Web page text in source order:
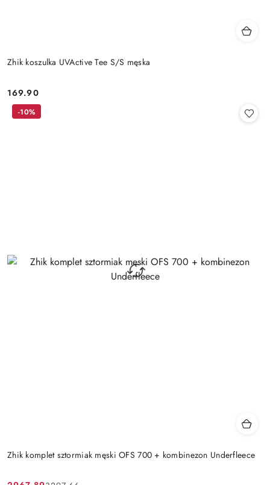
Zhik koszulka UVActive Tee S/S męska
Cena:
169.90
Zhik komplet sztormiak męski OFS 700 + kombinezon Underfleece
-10%